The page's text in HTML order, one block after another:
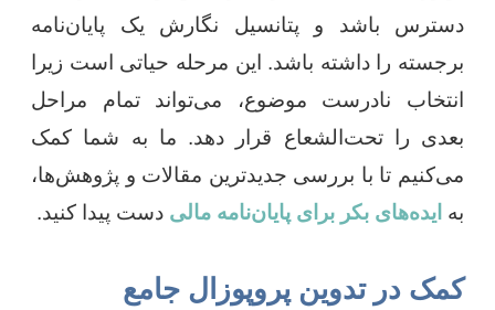
دسترس باشد و پتانسیل نگارش یک پایان‌نامه
برجسته را داشته باشد. این مرحله حیاتی است زیرا
انتخاب نادرست موضوع، می‌تواند تمام مراحل
بعدی را تحت‌الشعاع قرار دهد. ما به شما کمک
می‌کنیم تا با بررسی جدیدترین مقالات و پژوهش‌ها،
به ایده‌های بکر برای پایان‌نامه مالی دست پیدا کنید.
کمک در تدوین پروپوزال جامع